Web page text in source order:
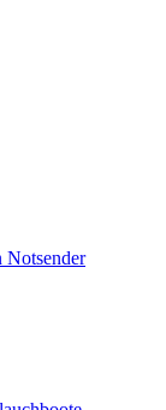
Notsender